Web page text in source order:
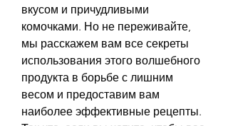
вкусом и причудливыми
комочками. Но не переживайте,
мы расскажем вам все секреты
использования этого волшебного
продукта в борьбе с лишним
весом и предоставим вам
наиболее эффективные рецепты.